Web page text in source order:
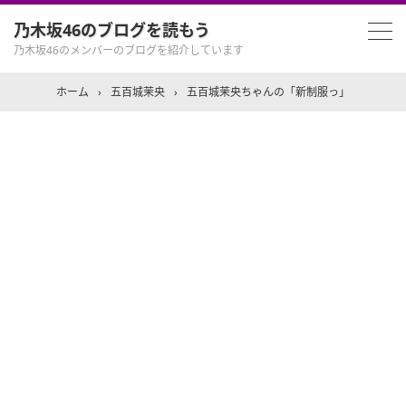
乃木坂46のブログを読もう
乃木坂46のメンバーのブログを紹介しています
ホーム › 五百城茉央 › 五百城茉央ちゃんの「新制服っ」